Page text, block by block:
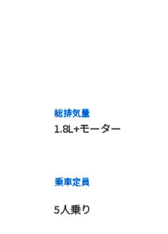
総排気量
1.8L+モーター
乗車定員
5人乗り